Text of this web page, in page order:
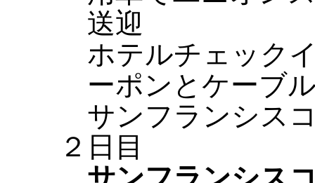
送迎
ホテルチェック
ーポンとケーブ
サンフランシス
２日目